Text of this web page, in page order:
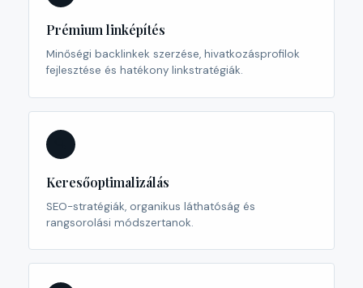
Prémium linképítés
Minőségi backlinkek szerzése, hivatkozásprofilok
fejlesztése és hatékony linkstratégiák.
Keresőoptimalizálás
SEO-stratégiák, organikus láthatóság és
rangsorolási módszertanok.